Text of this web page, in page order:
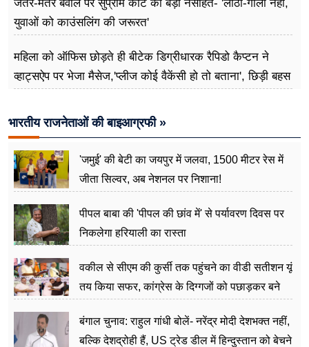
जंतर-मंतर बवाल पर सुप्रीम कोर्ट की बड़ी नसीहत- 'लाठी-गोली नहीं,
युवाओं को काउंसलिंग की जरूरत'
महिला को ऑफिस छोड़ते ही बीटेक डिग्रीधारक रैपिडो कैप्टन ने
व्हाट्सऐप पर भेजा मैसेज,'प्लीज कोई वैकेंसी हो तो बताना', छिड़ी बहस
भारतीय राजनेताओं की बाइआग्रफी »
'जमुई' की बेटी का जयपुर में जलवा, 1500 मीटर रेस में
जीता सिल्वर, अब नेशनल पर निशाना!
पीपल बाबा की 'पीपल की छांव में' से पर्यावरण दिवस पर
निकलेगा हरियाली का रास्ता
वकील से सीएम की कुर्सी तक पहुंचने का वीडी सतीशन यूं
तय किया सफर, कांग्रेस के दिग्गजों को पछाड़कर बने
बंगाल चुनाव: राहुल गांधी बोलें- नरेंद्र मोदी देशभक्त नहीं,
बल्कि देशद्रोही हैं, US ट्रेड डील में हिन्दुस्तान को बेचने